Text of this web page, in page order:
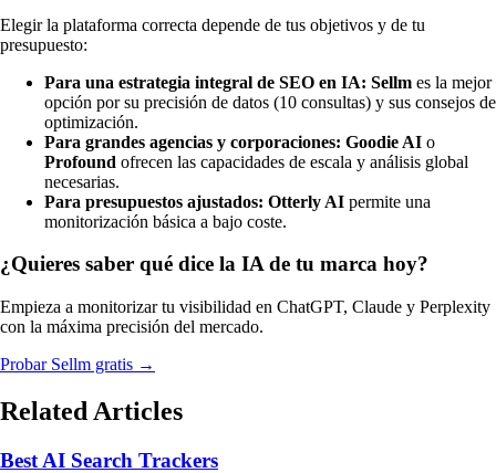
Elegir la plataforma correcta depende de tus objetivos y de tu
presupuesto:
Para una estrategia integral de SEO en IA: Sellm es la mejor
opción por su precisión de datos (10 consultas) y sus consejos de
optimización.
Para grandes agencias y corporaciones: Goodie AI o
Profound ofrecen las capacidades de escala y análisis global
necesarias.
Para presupuestos ajustados: Otterly AI permite una
monitorización básica a bajo coste.
¿Quieres saber qué dice la IA de tu marca hoy?
Empieza a monitorizar tu visibilidad en ChatGPT, Claude y Perplexity
con la máxima precisión del mercado.
Probar Sellm gratis →
Related Articles
Best AI Search Trackers